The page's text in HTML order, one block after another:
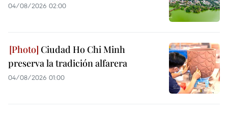
04/08/2026 02:00
Ciudad Ho Chi Minh
preserva la tradición alfarera
04/08/2026 01:00